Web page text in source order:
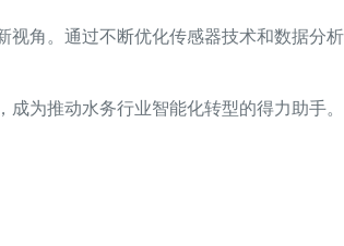
视角。通过不断优化传感器技术和数据分析
为推动水务行业智能化转型的得力助手。